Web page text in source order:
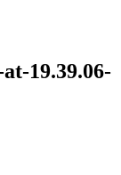
19.39.06-